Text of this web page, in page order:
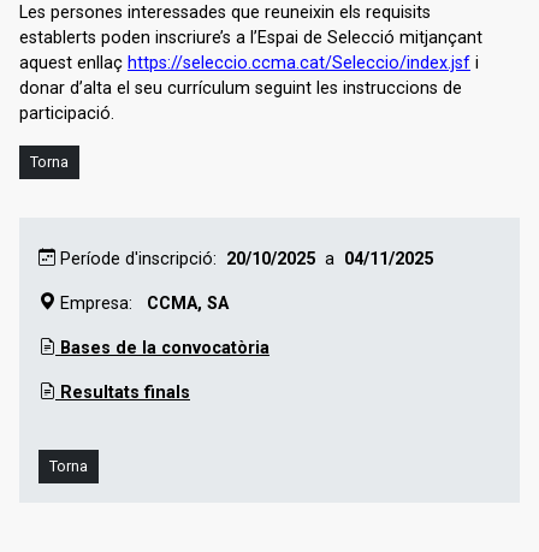
Les persones interessades que reuneixin els requisits
establerts poden inscriure’s a l’Espai de Selecció mitjançant
aquest enllaç https://seleccio.ccma.cat/Seleccio/index.jsf i
donar d’alta el seu currículum seguint les instruccions de
participació.
Període d'inscripció: 20/10/2025 a 04/11/2025
Empresa: CCMA, SA
Bases de la convocatòria
Resultats finals